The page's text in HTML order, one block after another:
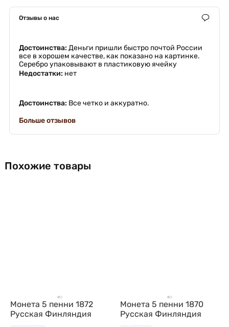
Отзывы о нас
Достоинства: Деньги пришли быстро почтой России
все в хорошем качестве, как показано на картинке.
Серебро упаковывают в пластиковую ячейку
Недостатки: нет
Достоинства: Все четко и аккуратно.
Больше отзывов
Похожие товары
Монета 5 пенни 1872
Русская Финляндия
Монета 5 пенни 1870
Русская Финляндия